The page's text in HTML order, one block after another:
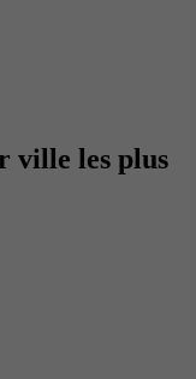
ville les plus